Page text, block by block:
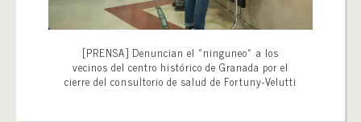
[PRENSA] Denuncian el «ninguneo» a los
vecinos del centro histórico de Granada por el
cierre del consultorio de salud de Fortuny-Velutti